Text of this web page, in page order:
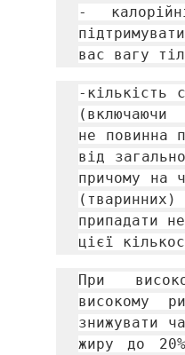
-
вас вагу
-кількість
(включаючи
не повинна
від
причому на
припадати
цієї
При
високому
знижувати
жиру до